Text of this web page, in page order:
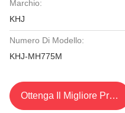
Marchio:
KHJ
Numero Di Modello:
KHJ-MH775M
Ottenga Il Migliore Prezzo